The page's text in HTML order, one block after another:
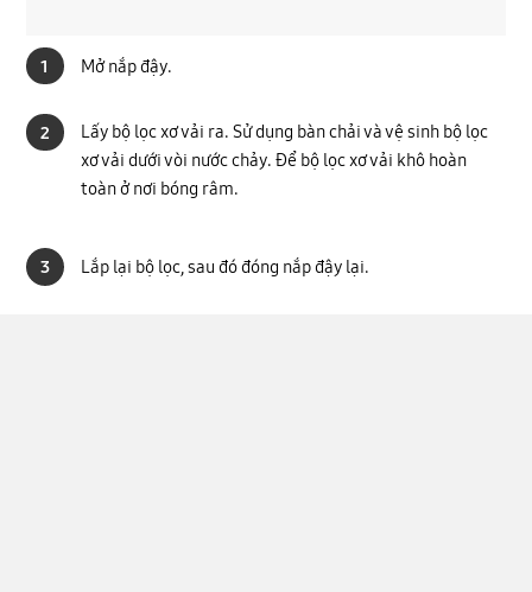
1 Mở nắp đậy.
2
Lấy bộ lọc xơ vải ra. Sử dụng bàn chải và vệ sinh bộ lọc
xơ vải dưới vòi nước chảy. Để bộ lọc xơ vải khô hoàn
toàn ở nơi bóng râm.
3 Lắp lại bộ lọc, sau đó đóng nắp đậy lại.